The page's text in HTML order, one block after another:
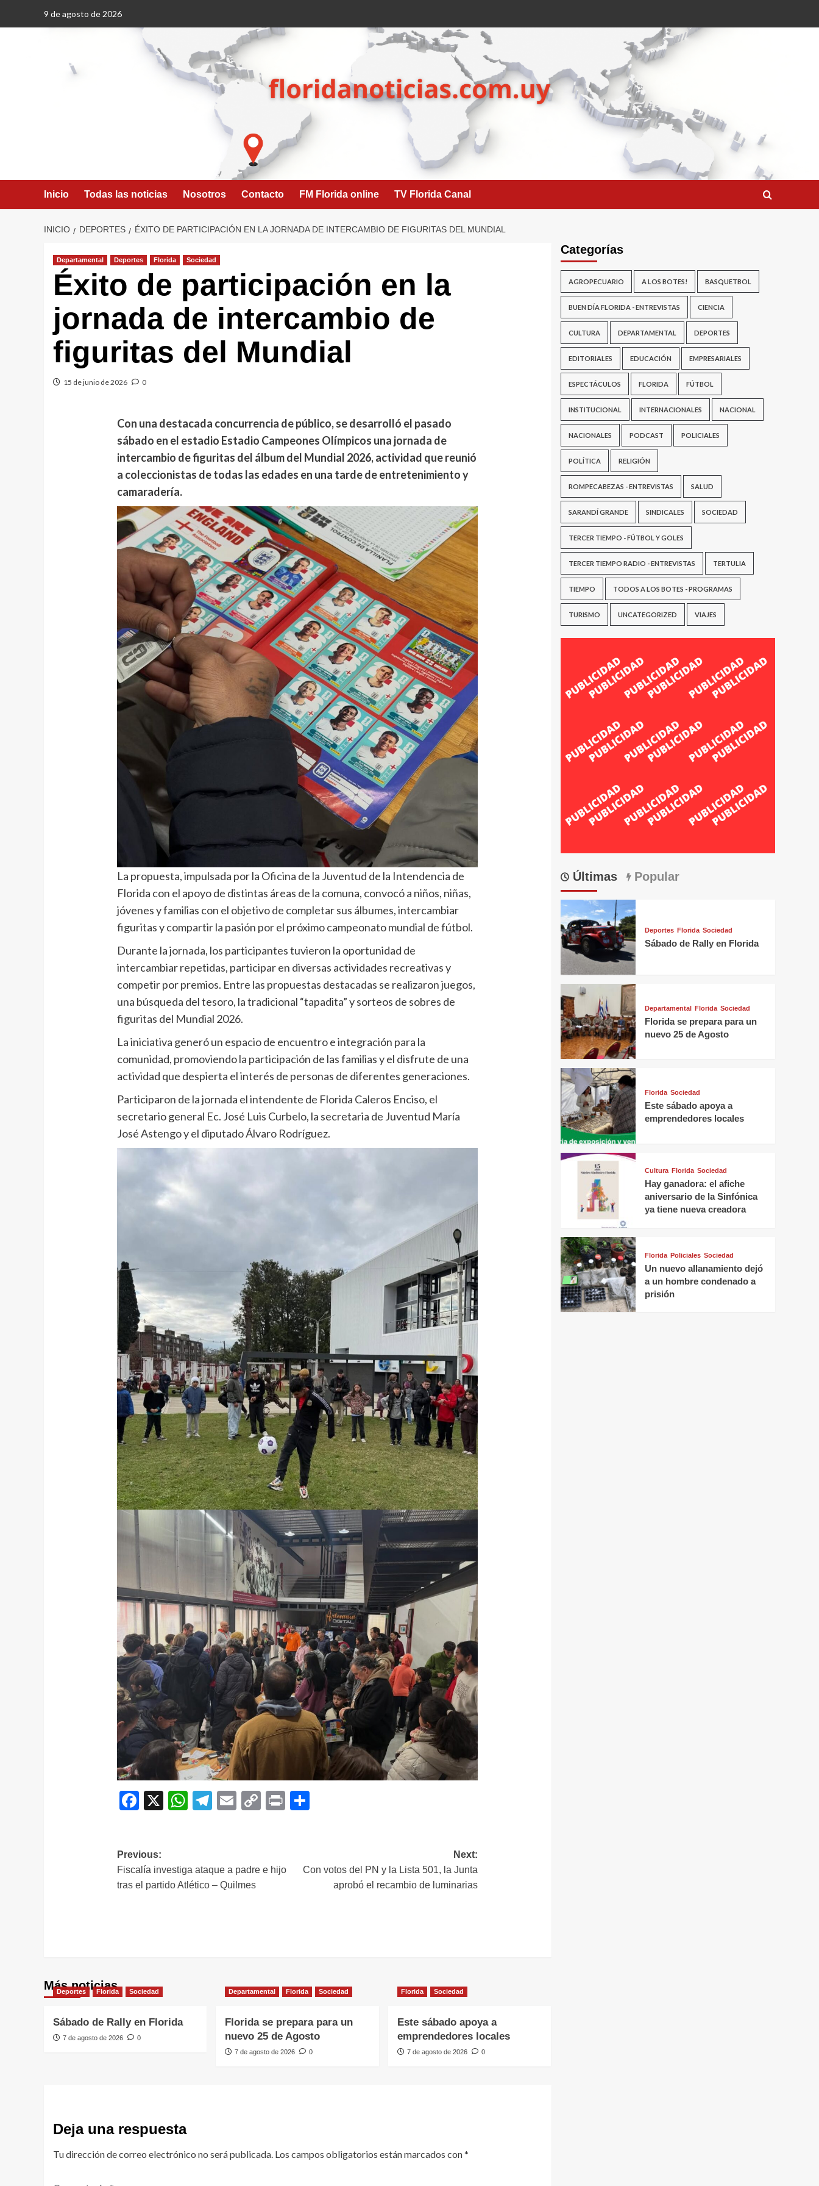
9 de agosto de 2026
Inicio Todas las noticias Nosotros Contacto FM Florida online TV Florida Canal
INICIO DEPORTES ÉXITO DE PARTICIPACIÓN EN LA JORNADA DE INTERCAMBIO DE FIGURITAS DEL MUNDIAL
Departamental Deportes Florida Sociedad
Éxito de participación en la
jornada de intercambio de
figuritas del Mundial
15 de junio de 2026 0
Con una destacada concurrencia de público, se desarrolló el pasado
sábado en el estadio Estadio Campeones Olímpicos una jornada de
intercambio de figuritas del álbum del Mundial 2026, actividad que reunió
a coleccionistas de todas las edades en una tarde de entretenimiento y
camaradería.
La propuesta, impulsada por la Oficina de la Juventud de la Intendencia de
Florida con el apoyo de distintas áreas de la comuna, convocó a niños, niñas,
jóvenes y familias con el objetivo de completar sus álbumes, intercambiar
figuritas y compartir la pasión por el próximo campeonato mundial de fútbol.
Durante la jornada, los participantes tuvieron la oportunidad de
intercambiar repetidas, participar en diversas actividades recreativas y
competir por premios. Entre las propuestas destacadas se realizaron juegos,
una búsqueda del tesoro, la tradicional “tapadita” y sorteos de sobres de
figuritas del Mundial 2026.
La iniciativa generó un espacio de encuentro e integración para la
comunidad, promoviendo la participación de las familias y el disfrute de una
actividad que despierta el interés de personas de diferentes generaciones.
Participaron de la jornada el intendente de Florida Caleros Enciso, el
secretario general Ec. José Luis Curbelo, la secretaria de Juventud María
José Astengo y el diputado Álvaro Rodríguez.
Facebook
X WhatsApp
Telegram
EmailCopyPrint
Navegación
de
entradas
Previous:
Fiscalía investiga ataque a padre e hijo
tras el partido Atlético – Quilmes
Next:
Con votos del PN y la Lista 501, la Junta
aprobó el recambio de luminarias
Más noticias
Deportes Florida Sociedad
Sábado de Rally en Florida
7 de agosto de 2026 0
Departamental Florida Sociedad
Florida se prepara para un
nuevo 25 de Agosto
7 de agosto de 2026 0
Florida Sociedad
Este sábado apoya a
emprendedores locales
7 de agosto de 2026 0
Deja una respuesta
Tu dirección de correo electrónico no será publicada. Los campos obligatorios están marcados con*
Categorías
AGROPECUARIO A LOS BOTES! BASQUETBOL
BUEN DÍA FLORIDA - ENTREVISTAS CIENCIA
CULTURA DEPARTAMENTAL DEPORTES
EDITORIALES EDUCACIÓN EMPRESARIALES
ESPECTÁCULOS FLORIDA FÚTBOL
INSTITUCIONAL INTERNACIONALES NACIONAL
NACIONALES PODCAST POLICIALES
POLÍTICA RELIGIÓN
ROMPECABEZAS - ENTREVISTAS SALUD
SARANDÍ GRANDE SINDICALES SOCIEDAD
TERCER TIEMPO - FÚTBOL Y GOLES
TERCER TIEMPO RADIO - ENTREVISTAS TERTULIA
TIEMPO TODOS A LOS BOTES - PROGRAMAS
TURISMO UNCATEGORIZED VIAJES
Últimas Popular
Deportes Florida Sociedad
Sábado de Rally en Florida
Departamental Florida Sociedad
Florida se prepara para un
nuevo 25 de Agosto
Florida Sociedad
Este sábado apoya a
emprendedores locales
Cultura Florida Sociedad
Hay ganadora: el afiche
aniversario de la Sinfónica
ya tiene nueva creadora
Florida Policiales Sociedad
Un nuevo allanamiento dejó
a un hombre condenado a
prisión